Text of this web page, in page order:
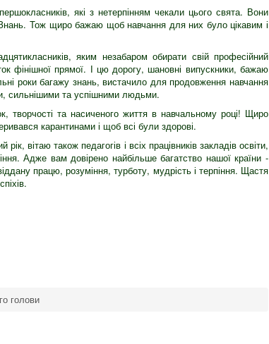
які з нетерпінням чекали цього свята. Вони
Тож щиро бажаю щоб навчання для них було цікавим і
яким незабаром обирати свій професійний
фінішної прямої. І цю дорогу, шановні випускники, бажаю
роки багажу знань, вистачило для продовження навчання
сильнішими та успішними людьми.
творчості та насиченого життя в навчальному році! Щиро
карантинами і щоб всі були здорові.
вітаю також педагогів і всіх працівників закладів освіти,
Адже вам довірено найбільше багатство нашої країни -
працю, розуміння, турботу, мудрість і терпіння. Щастя
голови